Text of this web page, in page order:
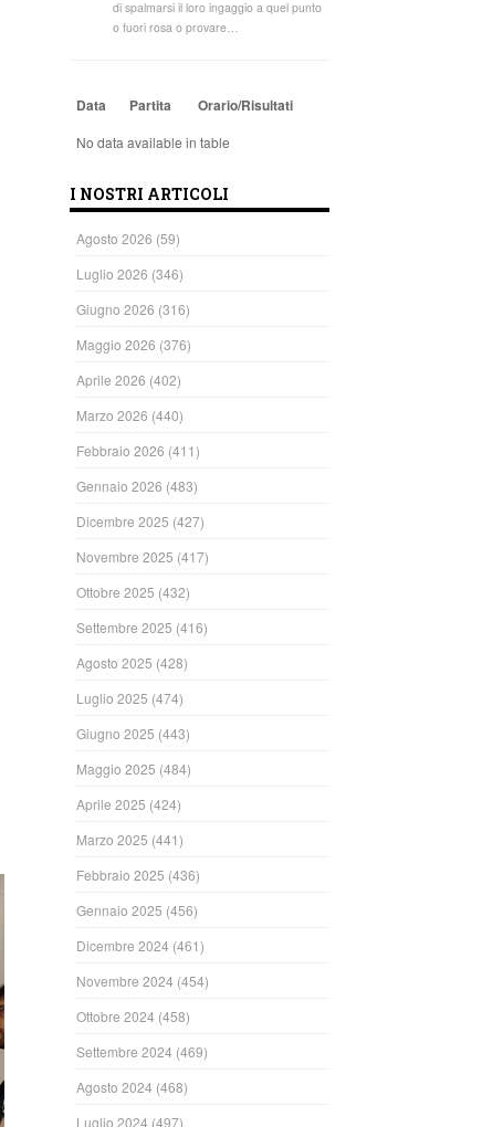
di spalmarsi il loro ingaggio a quel punto
o fuori rosa o provare…
Data Partita Orario/Risultati
No data available in table
I NOSTRI ARTICOLI
Agosto 2026 (59)
Luglio 2026 (346)
Giugno 2026 (316)
Maggio 2026 (376)
Aprile 2026 (402)
Marzo 2026 (440)
Febbraio 2026 (411)
Gennaio 2026 (483)
Dicembre 2025 (427)
Novembre 2025 (417)
Ottobre 2025 (432)
Settembre 2025 (416)
Agosto 2025 (428)
Luglio 2025 (474)
Giugno 2025 (443)
Maggio 2025 (484)
Aprile 2025 (424)
Marzo 2025 (441)
Febbraio 2025 (436)
Gennaio 2025 (456)
Dicembre 2024 (461)
Novembre 2024 (454)
Ottobre 2024 (458)
Settembre 2024 (469)
Agosto 2024 (468)
Luglio 2024 (497)